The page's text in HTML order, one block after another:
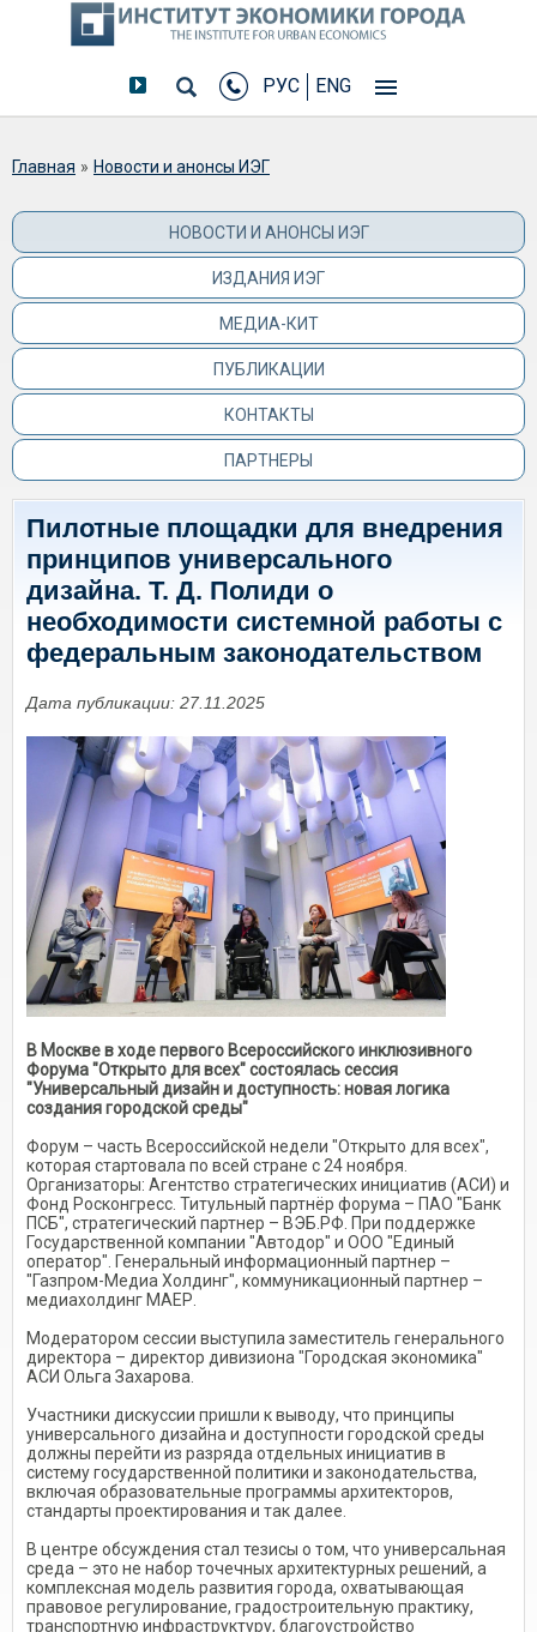
РУС ENG
Вы здесь
Главная » Новости и анонсы ИЭГ
НОВОСТИ И АНОНСЫ ИЭГ
ИЗДАНИЯ ИЭГ
МЕДИА-КИТ
ПУБЛИКАЦИИ
КОНТАКТЫ
ПАРТНЕРЫ
Пилотные площадки для внедрения
принципов универсального
дизайна. Т. Д. Полиди о
необходимости системной работы с
федеральным законодательством
Дата публикации: 27.11.2025
В Москве в ходе первого Всероссийского инклюзивного
Форума "Открыто для всех" состоялась сессия
"Универсальный дизайн и доступность: новая логика
создания городской среды"
Форум – часть Всероссийской недели "Открыто для всех",
которая стартовала по всей стране с 24 ноября.
Организаторы: Агентство стратегических инициатив (АСИ) и
Фонд Росконгресс. Титульный партнёр форума – ПАО "Банк
ПСБ", стратегический партнер – ВЭБ.РФ. При поддержке
Государственной компании "Автодор" и ООО "Единый
оператор". Генеральный информационный партнер –
"Газпром-Медиа Холдинг", коммуникационный партнер –
медиахолдинг МАЕР.
Модератором сессии выступила заместитель генерального
директора – директор дивизиона "Городская экономика"
АСИ Ольга Захарова.
Участники дискуссии пришли к выводу, что принципы
универсального дизайна и доступности городской среды
должны перейти из разряда отдельных инициатив в
систему государственной политики и законодательства,
включая образовательные программы архитекторов,
стандарты проектирования и так далее.
В центре обсуждения стал тезисы о том, что универсальная
среда – это не набор точечных архитектурных решений, а
комплексная модель развития города, охватывающая
правовое регулирование, градостроительную практику,
транспортную инфраструктуру, благоустройство